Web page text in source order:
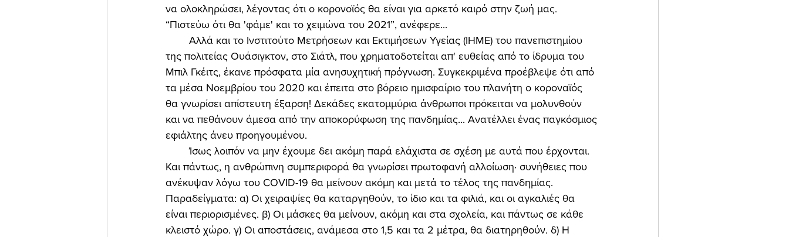
να ολοκληρώσει, λέγοντας ότι ο κορονοϊός θα είναι για αρκετό καιρό στην ζωή μας.
“Πιστεύω ότι θα 'φάμε' και το χειμώνα του 2021”, ανέφερε...
της πολιτείας Ουάσιγκτον, στο Σιάτλ, που χρηματοδοτείται απ' ευθείας από το ίδρυμα του
Μπιλ Γκέιτς, έκανε πρόσφατα μία ανησυχητική πρόγνωση. Συγκεκριμένα προέβλεψε ότι από
τα μέσα Νοεμβρίου του 2020 και έπειτα στο βόρειο ημισφαίριο του πλανήτη ο κοροναϊός
θα γνωρίσει απίστευτη έξαρση! Δεκάδες εκατομμύρια άνθρωποι πρόκειται να μολυνθούν
και να πεθάνουν άμεσα από την αποκορύφωση της πανδημίας... Ανατέλλει ένας παγκόσμιος
εφιάλτης άνευ προηγουμένου.
	Ίσως λοιπόν να μην έχουμε δει ακόμη παρά ελάχιστα σε σχέση με αυτά που έρχονται.
Και πάντως, η ανθρώπινη συμπεριφορά θα γνωρίσει πρωτοφανή αλλοίωση· συνήθειες που
ανέκυψαν λόγω του COVID-19 θα μείνουν ακόμη και μετά το τέλος της πανδημίας.
Παραδείγματα: α) Οι χειραψίες θα καταργηθούν, το ίδιο και τα φιλιά, και οι αγκαλιές θα
είναι περιορισμένες. β) Οι μάσκες θα μείνουν, ακόμη και στα σχολεία, και πάντως σε κάθε
κλειστό χώρο. γ) Οι αποστάσεις, ανάμεσα στο 1,5 και τα 2 μέτρα, θα διατηρηθούν. δ) Η